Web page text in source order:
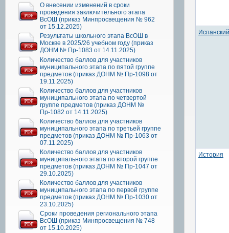
О внесении изменений в сроки
проведения заключительного этапа
ВсОШ (приказ Минпросвещения № 962
от 15.12.2025)
Результаты школьного этапа ВсОШ в
Москве в 2025/26 учебном году (приказ
ДОНМ № Пр-1083 от 14.11.2025)
Количество баллов для участников
муниципального этапа по пятой группе
предметов (приказ ДОНМ № Пр-1098 от
19.11.2025)
Количество баллов для участников
муниципального этапа по четвертой
группе предметов (приказ ДОНМ №
Пр-1082 от 14.11.2025)
Количество баллов для участников
муниципального этапа по третьей группе
предметов (приказ ДОНМ № Пр-1063 от
07.11.2025)
Количество баллов для участников
муниципального этапа по второй группе
предметов (приказ ДОНМ № Пр-1047 от
29.10.2025)
Количество баллов для участников
муниципального этапа по первой группе
предметов (приказ ДОНМ № Пр-1030 от
23.10.2025)
Сроки проведения регионального этапа
ВсОШ (приказ Минпросвещения № 748
от 15.10.2025)
История